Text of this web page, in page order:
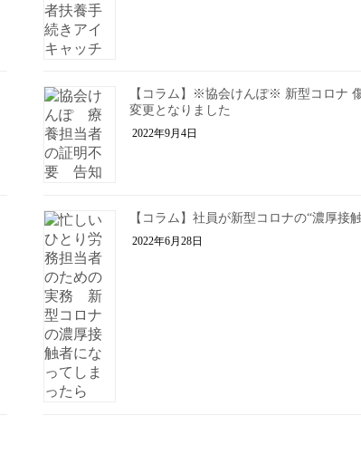
【コラム】※協会けんぽ※ 新型コロナ
変更となりました
2022年9月4日
【コラム】社員が新型コロナの“濃厚接
2022年6月28日